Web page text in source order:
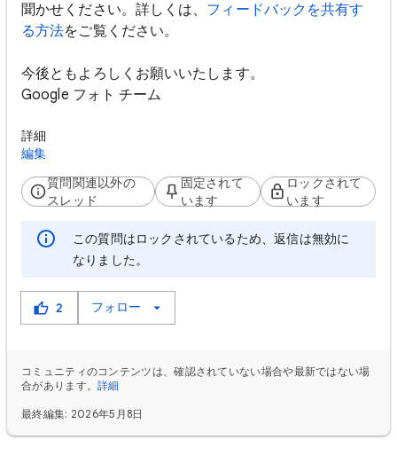
聞かせください。詳しくは、 フィードバックを共有す
る方法をご覧ください。
今後ともよろしくお願いいたします。
Google フォト チーム
詳細
編集
質問関連以外の
スレッド
固定されて
います
ロックされて
います
この質問はロックされているため、返信は無効に
なりました。
2 フォロー
コミュニティのコンテンツは、確認されていない場合や最新ではない場
合があります。詳細
最終編集: 2026年5月8日